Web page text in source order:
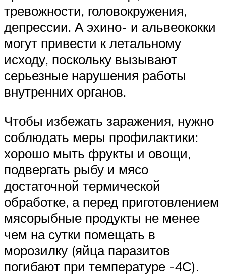
тревожности, головокружения,
депрессии. А эхино- и альвеококки
могут привести к летальному
исходу, поскольку вызывают
серьезные нарушения работы
внутренних органов.
Чтобы избежать заражения, нужно
соблюдать меры профилактики:
хорошо мыть фрукты и овощи,
подвергать рыбу и мясо
достаточной термической
обработке, а перед приготовлением
мясорыбные продукты не менее
чем на сутки помещать в
морозилку (яйца паразитов
погибают при температуре -4С).